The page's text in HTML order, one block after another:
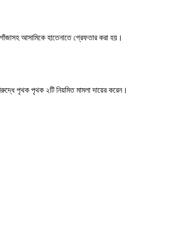
আসামিকে হাতেনাতে গ্রেফতার করা হয়।
পৃথক পৃথক ২টি নিয়মিত মামলা দায়ের করেন।